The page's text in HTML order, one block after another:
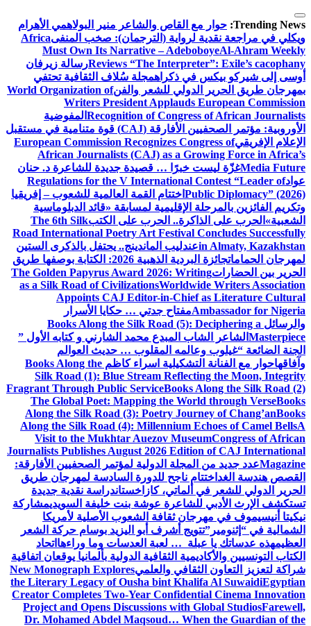
التجاوز
إلى
المحتوى
Trending News: حوار مع القاص والشاعر منير البولاهمي الأهرام
ويكلي في مراجعة نقدية لرواية (الترجمان): صخب المنفىAfrica
Must Own Its Narrative – AdeboboyeAl-Ahram Weekly
Reviews “The Interpreter”: Exile’s cacophanyرسالة زيرفان
أوسى إلى شيركو بيكس في ذكراهمجلة سُلاف الثقافية تحتفي
بمهرجان طريق الحرير الدولي للشعر والفنWorld Organization of
Writers President Applauds European Commission
Recognition of Congress of African Journalists المفوضية
الأوروبية: مؤتمر الصحفيين الأفارقة (CAJ) قوة متنامية في مستقبل
الإعلام الإفريقيEuropean Commission Recognizes Congress of
African Journalists (CAJ) as a Growing Force in Africa’s
Media Futureغزّة ليست خبرًا … قصيدة جديدة للشاعرة د. حنان
عوادRegulations for the V International Contest “Leader of
Public Diplomacy” (2026) اختتام القمة العالمية للشعوب – إفريقيا
وتكريم الفائزين بالمرحلة الإقليمية لمسابقة «قائد الدبلوماسية
الشعبية» الحرب على الذاكرة.. الحرب على الكتبThe 6th Silk
Road International Poetry Art Festival Concludes Successfully
in Almaty, Kazakhstanعندليب الماندينج.. يحتفل بالذكرى الستين
لمهرجان الحمامات
جائزة البردية الذهبية 2026: الكتابة بوصفها طريق
الحرير بين الحضاراتThe Golden Papyrus Award 2026: Writing
as a Silk Road of CivilizationsWorldwide Writers Association
Appoints CAJ Editor-in-Chief as Literature Cultural
Ambassador for Nigeriaمفتاح جدتي … حكايا الأسرار
والرسائل Books Along the Silk Road (5): Deciphering a
Masterpiece الشاعر الشاب المبدع محمد الشارني و كتابه الأول ”
الجنة الضائعة “غيلوب وعالمه المقلوب … حديث العوالم
وآفاقهاحوار مع الفنانة التشكيلية اسراء كاظم Books Along the
Silk Road (1): Blue Stream Reflecting the Moon, Integrity
Fragrant Through Public ServiceBooks Along the Silk Road (2)
The Global Poet: Mapping the World through VerseBooks
Along the Silk Road (3): Poetry Journey of Chang’anBooks
Along the Silk Road (4): Millennium Echoes of Camel BellsA
Visit to the Mukhtar Auezov MuseumCongress of African
Journalists Publishes August 2026 Edition of CAJ International
Magazineعدد جديد من المجلة الدولية لمؤتمر الصحفيين الأفارقة:
القصص هندسة الغد اختتام ناجح للدورة السادسة لمهرجان طريق
الحرير الدولي للشعر في ألماتي، كازاخستاندراسة نقدية جديدة
تستكشف الإرث الأدبي للشاعرة عوشة بنت خليفة السويديمشاركة
نيكيتا أنيسيموف في مهرجان ثقافة الشعوب الأصلية لأمريكا
الشمالية في “إثنومير”تتويج أشرف أبو اليزيد بوسام حركة الشعر
العظيمهذه عدساتك يا عبلة … لعبة العدسات وما وراءها اتحاد
الكتاب التونسيين والأكاديمية الثقافية الدولية بألمانيا يوقعان اتفاقية
شراكة لتعزيز التعاون الثقافي والعلميNew Monograph Explores
the Literary Legacy of Ousha bint Khalifa Al SuwaidiEgyptian
Creator Completes Two-Year Confidential Cinema Innovation
Project and Opens Discussions with Global StudiosFarewell,
Dr. Mohamed Abdel Maqsoud… When the Guardian of the